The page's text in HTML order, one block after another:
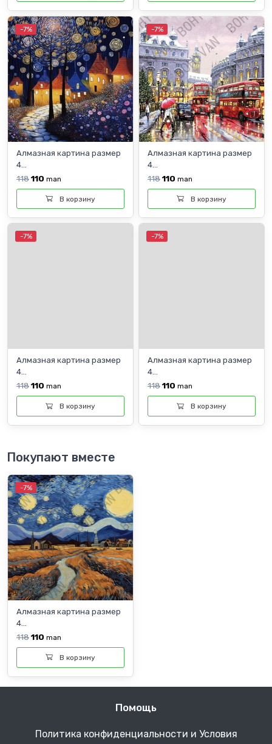
-7%
Алмазная картина размер
4...
118110 man
В корзину
-7%
Алмазная картина размер
4...
118110 man
В корзину
-7%
Алмазная картина размер
4...
118110 man
В корзину
-7%
Алмазная картина размер
4...
118110 man
В корзину
Покупают вместе
-7%
Алмазная картина размер
4...
118110 man
В корзину
Помощь
Политика конфиденциальности и Условия